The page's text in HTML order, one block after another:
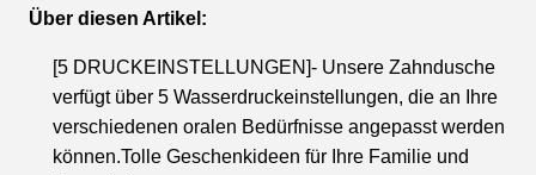
Über diesen Artikel:
[5 DRUCKEINSTELLUNGEN]- Unsere Zahndusche
verfügt über 5 Wasserdruckeinstellungen, die an Ihre
verschiedenen oralen Bedürfnisse angepasst werden
können.Tolle Geschenkideen für Ihre Familie und